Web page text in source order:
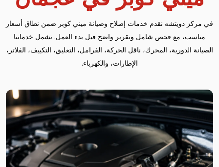
في مركز دويتشه نقدم خدمات إصلاح وصيانة ميني كوبر ضمن نطاق أسعار
مناسب، مع فحص شامل وتقرير واضح قبل بدء العمل. تشمل خدماتنا
الصيانة الدورية، المحرك، ناقل الحركة، الفرامل، التعليق، التكييف، الفلاتر،
الإطارات، والكهرباء.